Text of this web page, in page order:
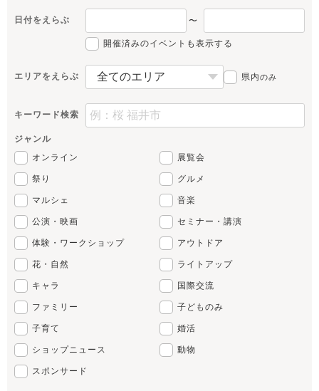
日付をえらぶ 〜
開催済みのイベントも表示する
エリアをえらぶ 県内のみ
キーワード検索
ジャンル
オンライン
展覧会
祭り グルメ
マルシェ 音楽
公演・映画 セミナー・講演
体験・ワークショップ アウトドア
花・自然 ライトアップ
キャラ 国際交流
ファミリー 子どものみ
子育て 婚活
ショップニュース 動物
スポンサード